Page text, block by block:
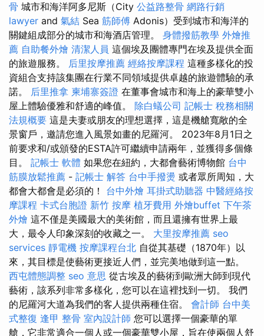
骨 城市和海洋阿多尼斯（City 公益路整骨 網路行銷
lawyer and 氣結 Sea 筋師傅 Adonis）受到城市和海洋的
關鍵組成部分的城市和海酒店管理。 身體撥筋教學 外燴推
薦 自助餐外燴 清潔人員 這個埃及團體專門在埃及提供全面
的旅遊服務。 后里按摩推薦 經絡按摩課程 這種多樣化的投
資組合支持該集團在行業不同領域提供卓越的旅遊體驗的承
諾。 后里推拿 柬埔寨簽證 在董事會城市和海上的豪華雙小
屋上體驗優雅和舒適的峰值。 除白蟻公司 記帳士 稅務相關
法規概要 這是夫妻或朋友的理想選擇，這是機艙寬敞的全
景窗戶，邀請您進入風景如畫的尼羅河。 2023年8月1日之
前要求和/或頒發的ESTA許可繼續申請兩年，並獲得多個條
目。 記帳士 軟體 如果您在紐約，大都會藝術博物館 台中
筋膜放鬆推薦 - 記帳士 解答 台中手撥燙 或者眾所周知，大
都會大都會是必須的！ 台中外燴 耳掛式助聽器 中醫經絡按
摩課程 卡式台胞證 新竹 按摩 植牙費用 外燴buffet 下午茶
外燴 這不僅是美國最大的美術館，而且還擁有世界上最
大，最令人印象深刻的收藏之一。 大里按摩推薦 seo
services 靜電機 按摩課程台北 自從其基礎（1870年）以
來，其目標是使藝術更接近人們，並完美地做到這一點。
西屯體態調整 seo 意思 從古埃及的藝術到歐洲大師到現代
藝術，該系列非常多樣化，您可以在這裡找到一切。 我們
的尼羅河大道為我們的客人提供兩種住宿。 會計師 台中美
式整復 逢甲 整骨 室內設計師 您可以選擇一個豪華的單
艙，它非常適合一個人或一個豪華雙小屋，旨在使兩個人舒